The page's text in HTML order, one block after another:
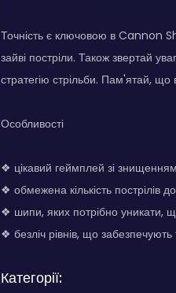
Точність є ключовою в Cannon
зайві постріли. Також звертай
стратегію стрільби. Пам'ятай,
Особливості
❖ цікавий геймплей зі
❖ обмежена кількість пострілів
❖ шипи, яких потрібно уникати,
❖ безліч рівнів, що
Категорії: